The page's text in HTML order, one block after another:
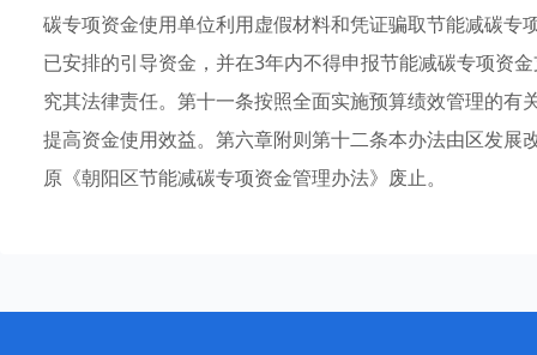
碳专项资金使用单位利用虚假材料和凭证骗取节能减碳
已安排的引导资金，并在3年内不得申报节能减碳专项资
究其法律责任。第十一条按照全面实施预算绩效管理的
提高资金使用效益。第六章附则第十二条本办法由区发
原《朝阳区节能减碳专项资金管理办法》废止。